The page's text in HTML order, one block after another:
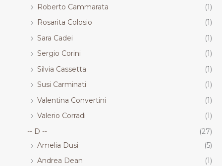
Roberto Cammarata
(1)
Rosarita Colosio
(1)
Sara Cadei
(1)
Sergio Corini
(1)
Silvia Cassetta
(1)
Susi Carminati
(1)
Valentina Convertini
(1)
Valerio Corradi
(1)
-- D --
(27)
Amelia Dusi
(5)
Andrea Dean
(1)